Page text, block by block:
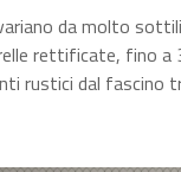
da molto
rettificate, fino a
rustici dal fascino